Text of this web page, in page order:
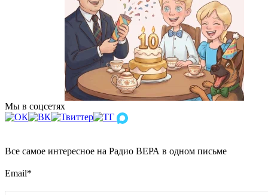
Мы в соцсетях
Все самое интересное на Радио ВЕРА в одном письме
Email*